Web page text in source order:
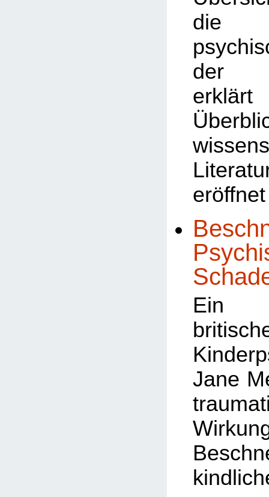
die
der
eröffnet
Ein
Jane